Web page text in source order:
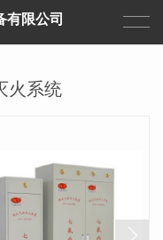
有限公司
火系统